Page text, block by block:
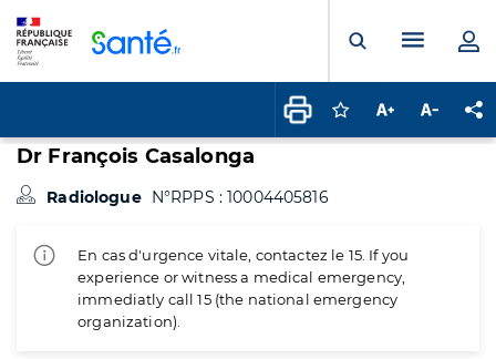
Ouvrir laMenu
Connectez-vous
Augmenter la
Dr François Casalonga
Radiologue N°RPPS : 10004405816
En cas d'urgence vitale, contactez le 15. If you
experience or witness a medical emergency,
immediatly call 15 (the national emergency
organization).